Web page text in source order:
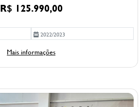
R$ 125.990,00
2022/2023
Mais informações